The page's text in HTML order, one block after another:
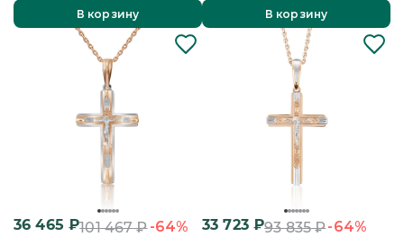
В корзину
В корзину
36 465 ₽101 467₽-64% 33 723₽93 835₽-64%